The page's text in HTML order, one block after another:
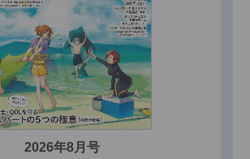
2026年8月号